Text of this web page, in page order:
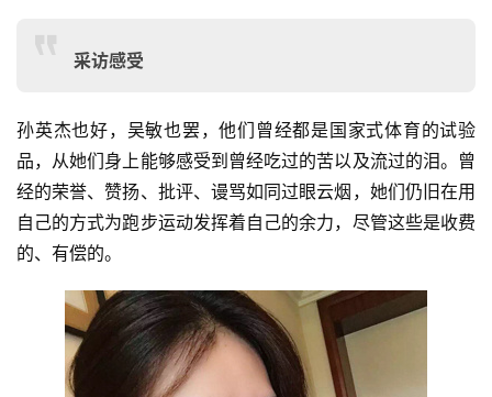
采访感受
孙英杰也好，吴敏也罢，他们曾经都是国家式体育的试验
品，从她们身上能够感受到曾经吃过的苦以及流过的泪。曾
经的荣誉、赞扬、批评、谩骂如同过眼云烟，她们仍旧在用
自己的方式为跑步运动发挥着自己的余力，尽管这些是收费
的、有偿的。